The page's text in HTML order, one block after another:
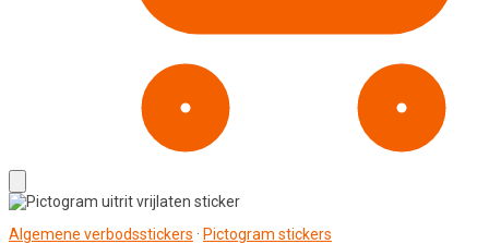
Algemene verbodsstickers · Pictogram stickers